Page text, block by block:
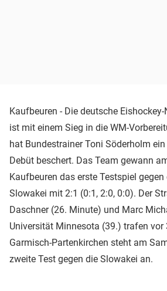
Kaufbeuren - Die deutsche
ist mit einem Sieg in die WM-
hat Bundestrainer Toni Söderholm
Debüt beschert. Das Team gewann
Kaufbeuren das erste Testspiel gegen
Slowakei mit 2:1 (0:1, 2:0, 0:0). Der
Daschner (26. Minute) und Marc
Universität Minnesota (39.) trafen vor
Garmisch-Partenkirchen steht am
zweite Test gegen die Slowakei an.